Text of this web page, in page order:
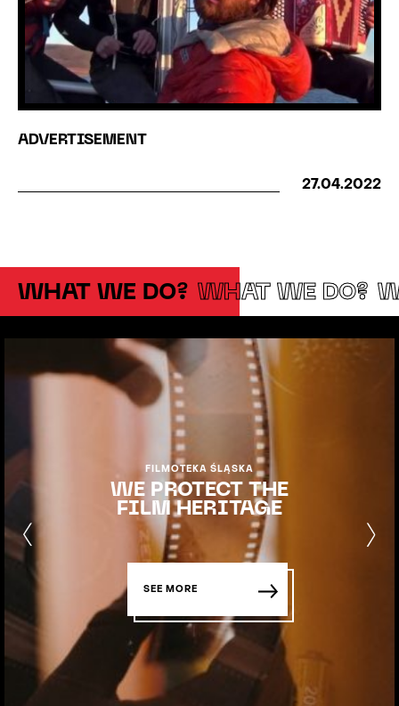
ADVERTISEMENT
27.04.2022
WHAT WE DO? WHAT WE DO?
FILMOTEKA ŚLĄSKA
WE PROTECT THE
FILM HERITAGE
SEE MORE